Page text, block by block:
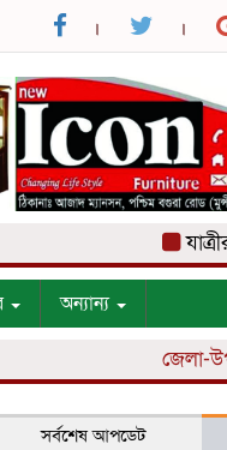
যাত্রীর
অন্যান্য
জেলা-
সর্বশেষ আপডেট